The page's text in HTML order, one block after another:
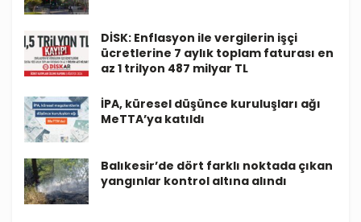
DİSK: Enflasyon ile vergilerin işçi
ücretlerine 7 aylık toplam faturası en
az 1 trilyon 487 milyar TL
İPA, küresel düşünce kuruluşları ağı
MeTTA’ya katıldı
Balıkesir’de dört farklı noktada çıkan
yangınlar kontrol altına alındı